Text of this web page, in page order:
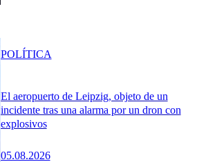
El aeropuerto de Leipzig, objeto de un
incidente tras una alarma por un dron con
explosivos
05.08.2026
POLÍTICA